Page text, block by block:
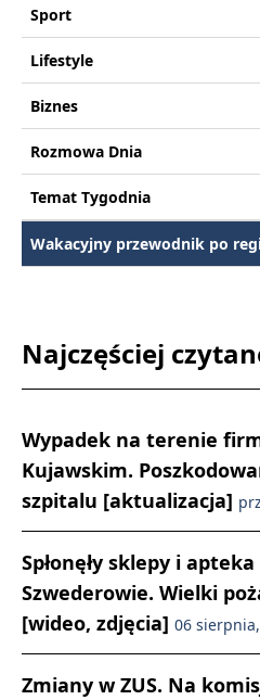
Sport
Lifestyle
Biznes
Rozmowa Dnia
Temat Tygodnia
Wakacyjny przewodnik po
Najczęściej
Wypadek na terenie
Kujawskim.
szpitalu [aktualizacja]
Spłonęły sklepy i
Szwederowie. Wielki
[wideo, zdjęcia] 06
Zmiany w ZUS. Na